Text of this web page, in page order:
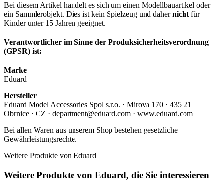
Bei diesem Artikel handelt es sich um einen Modellbauartikel oder
ein Sammlerobjekt. Dies ist kein Spielzeug und dahernicht für
Kinder unter 15 Jahren geeignet.
Verantwortlicher im Sinne der Produksicherheitsverordnung
(GPSR) ist:
Marke
Eduard
Hersteller
Eduard Model Accessories Spol s.r.o. · Mirova 170 · 435 21
Obrnice · CZ · department@eduard.com · www.eduard.com
Bei allen Waren aus unserem Shop bestehen gesetzliche
Gewährleistungsrechte.
Weitere Produkte von Eduard
Weitere Produkte von Eduard, die Sie interessieren